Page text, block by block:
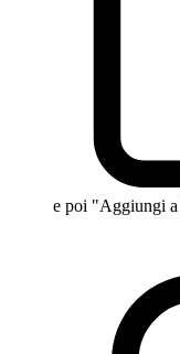
e poi "Aggiungi